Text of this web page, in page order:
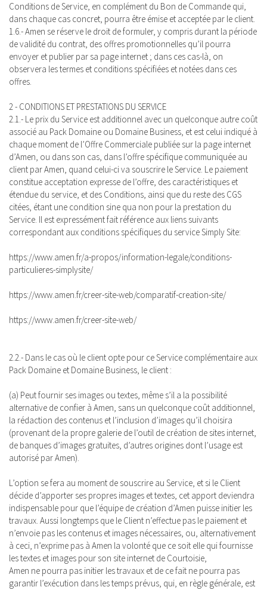
Conditions de Service, en complément du Bon de Commande qui,
dans chaque cas concret, pourra être émise et acceptée par le client.
1.6.- Amen se réserve le droit de formuler, y compris durant la période
de validité du contrat, des offres promotionnelles qu’il pourra
envoyer et publier par sa page internet ; dans ces cas-là, on
observera les termes et conditions spécifiées et notées dans ces
offres.
2 - CONDITIONS ET PRESTATIONS DU SERVICE
2.1.- Le prix du Service est additionnel avec un quelconque autre coût
associé au Pack Domaine ou Domaine Business, et est celui indiqué à
chaque moment de l’Offre Commerciale publiée sur la page internet
d’Amen, ou dans son cas, dans l’offre spécifique communiquée au
client par Amen, quand celui-ci va souscrire le Service. Le paiement
constitue acceptation expresse de l’offre, des caractéristiques et
étendue du service, et des Conditions, ainsi que du reste des CGS
citées, étant une condition sine qua non pour la prestation du
Service. Il est expressément fait référence aux liens suivants
correspondant aux conditions spécifiques du service Simply Site:
https://www.amen.fr/a-propos/information-legale/conditions-
particulieres-simplysite/
https://www.amen.fr/creer-site-web/comparatif-creation-site/
https://www.amen.fr/creer-site-web/
2.2.- Dans le cas où le client opte pour ce Service complémentaire aux
Pack Domaine et Domaine Business, le client :
(a) Peut fournir ses images ou textes, même s’il a la possibilité
alternative de confier à Amen, sans un quelconque coût additionnel,
la rédaction des contenus et l’inclusion d’images qu’il choisira
(provenant de la propre galerie de l’outil de création de sites internet,
de banques d’images gratuites, d’autres origines dont l’usage est
autorisé par Amen).
L’option se fera au moment de souscrire au Service, et si le Client
décide d’apporter ses propres images et textes, cet apport deviendra
indispensable pour que l’équipe de création d’Amen puisse initier les
travaux. Aussi longtemps que le Client n’effectue pas le paiement et
n’envoie pas les contenus et images nécessaires, ou, alternativement
à ceci, n’exprime pas à Amen la volonté que ce soit elle qui fournisse
les textes et images pour son site internet de Courtoisie,
Amen ne pourra pas initier les travaux et de ce fait ne pourra pas
garantir l’exécution dans les temps prévus, qui, en règle générale, est